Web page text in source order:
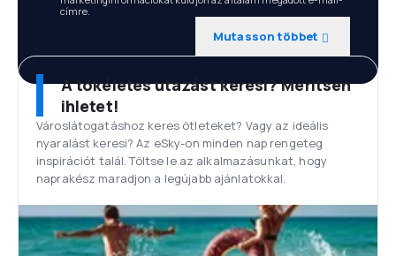
címre.
Mutasson többet
A tökéletes utazást keresi? Merítsen
ihletet!
Városlátogatáshoz keres ötleteket? Vagy az ideális
nyaralást keresi? Az eSky-on minden nap rengeteg
inspirációt talál. Töltse le az alkalmazásunkat, hogy
naprakész maradjon a legújabb ajánlatokkal.